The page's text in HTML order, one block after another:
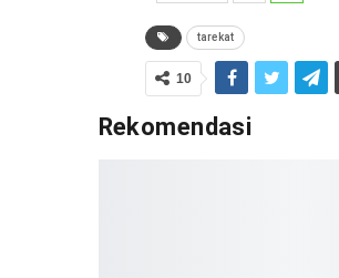
tarekat
10
Rekomendasi